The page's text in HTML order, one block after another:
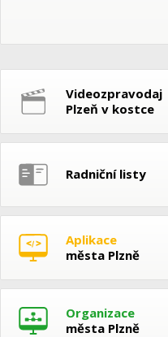
Videozpravodaj
Plzeň v kostce
Radniční listy
Aplikace
města Plzně
Organizace
města Plzně